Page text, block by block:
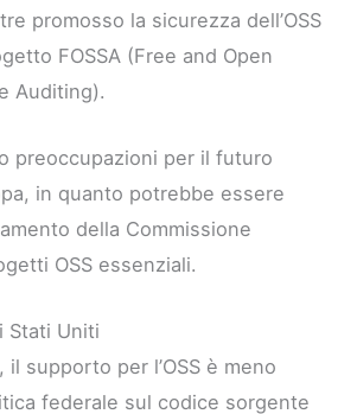
promosso la sicurezza dell’OSS
FOSSA (Free and Open
Auditing).
preoccupazioni per il futuro
in quanto potrebbe essere
della Commissione
OSS essenziali.
Stati Uniti
il supporto per l’OSS è meno
federale sul codice sorgente